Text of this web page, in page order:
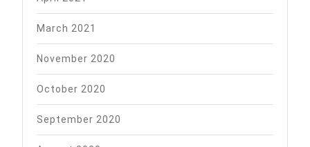
March 2021
November 2020
October 2020
September 2020